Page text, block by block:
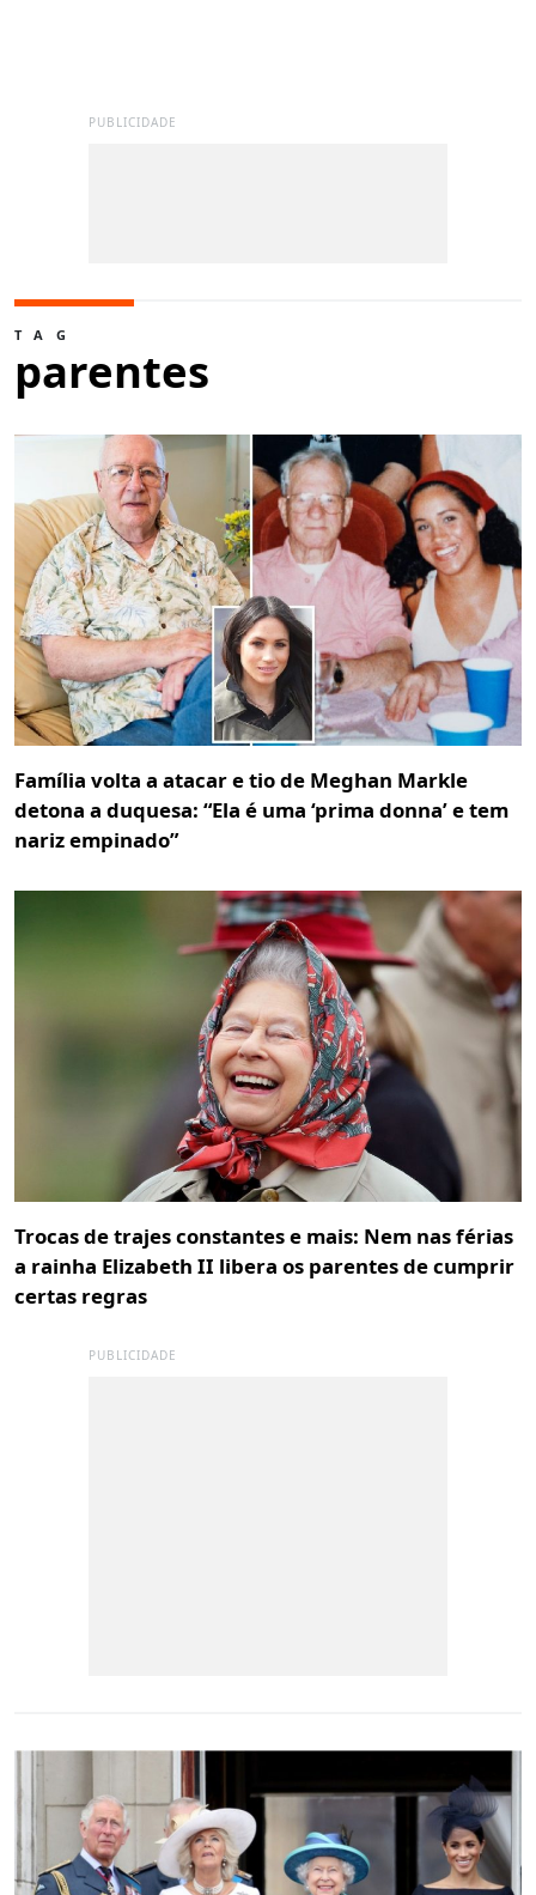
PUBLICIDADE
TAG
parentes
Família volta a atacar e tio de Meghan Markle
detona a duquesa: “Ela é uma ‘prima donna’ e tem
nariz empinado”
Trocas de trajes constantes e mais: Nem nas férias
a rainha Elizabeth II libera os parentes de cumprir
certas regras
PUBLICIDADE